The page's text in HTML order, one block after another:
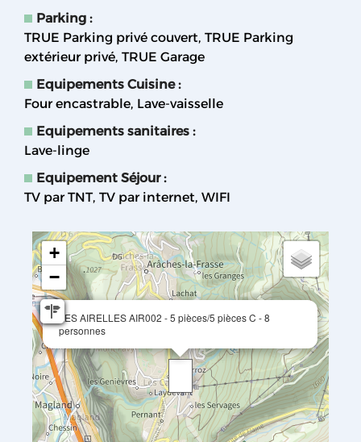
Parking :
TRUE Parking privé couvert TRUE Parking
extérieur privé TRUE Garage
Equipements Cuisine:
Four encastrable Lave-vaisselle
Equipements sanitaires :
Lave-linge
Equipement Séjour:
TV par TNT TV par internet WIFI
LES AIRELLES AIR002 - 5 pièces/5 pièces C - 8
personnes
+
−